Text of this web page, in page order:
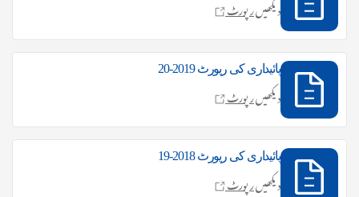
دیکھیںرپورٹ
پائیداری کی رپورٹ 2019-20
دیکھیںرپورٹ
پائیداری کی رپورٹ 2018-19
دیکھیںرپورٹ